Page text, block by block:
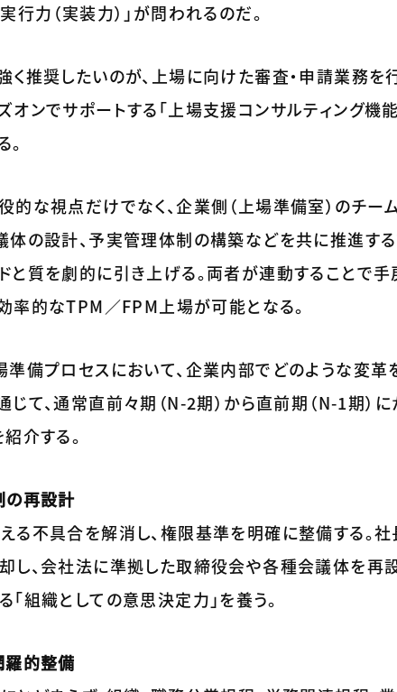
行力（実装力）」が問われるのだ。
推奨したいのが、上場に向けた審査・申請業務を
オンでサポートする「上場支援コンサルティング機
的な視点だけでなく、企業側（上場準備室）のチー
体の設計、予実管理体制の構築などを共に推進する
と質を劇的に引き上げる。両者が連動することで手
率的なTPM／FPM上場が可能となる。
準備プロセスにおいて、企業内部でどのような変革
じて、通常直前々期（N-2期）から直前期（N-1期）
介する。
再設計
る不具合を解消し、権限基準を明確に整備する。
し、会社法に準拠した取締役会や各種会議体を再
組織としての意思決定力」を養う。
的整備